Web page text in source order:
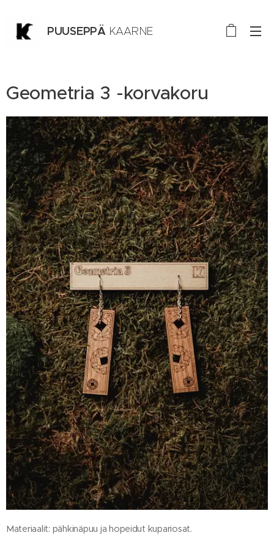
PUUSEPPÄ KAARNE
Geometria 3 -korvakoru
Materiaalit: pähkinäpuu ja hopeidut kupariosat.